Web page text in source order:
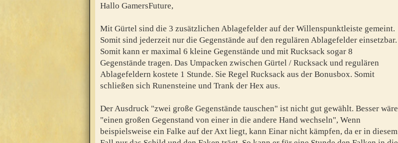
Hallo GamersFuture,
Mit Gürtel sind die 3 zusätzlichen Ablagefelder auf der Willenspunktleiste gemeint.
Somit sind jederzeit nur die Gegenstände auf den regulären Ablagefelder einsetzbar.
Somit kann er maximal 6 kleine Gegenstände und mit Rucksack sogar 8
Gegenstände tragen. Das Umpacken zwischen Gürtel / Rucksack und regulären
Ablagefeldern kostete 1 Stunde. Sie Regel Rucksack aus der Bonusbox. Somit
schließen sich Runensteine und Trank der Hex aus.
Der Ausdruck "zwei große Gegenstände tauschen" ist nicht gut gewählt. Besser wäre
"einen großen Gegenstand von einer in die andere Hand wechseln", Wenn
beispielsweise ein Falke auf der Axt liegt, kann Einar nicht kämpfen, da er in diesem